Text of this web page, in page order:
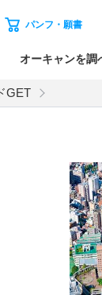
パンフ・願書
オーキャンを調
GET